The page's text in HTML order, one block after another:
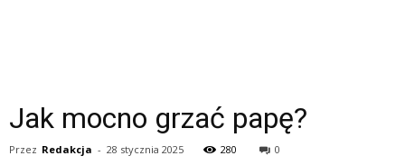
Jak mocno grzać papę?
Przez Redakcja - 28 stycznia 2025 280 0